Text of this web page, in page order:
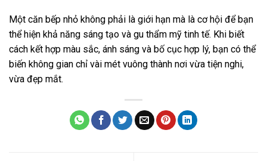
Một căn bếp nhỏ không phải là giới hạn mà là cơ hội để bạn
thể hiện khả năng sáng tạo và gu thẩm mỹ tinh tế. Khi biết
cách kết hợp màu sắc, ánh sáng và bố cục hợp lý, bạn có thể
biến không gian chỉ vài mét vuông thành nơi vừa tiện nghi,
vừa đẹp mắt.